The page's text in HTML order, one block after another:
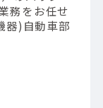
務をお任せ
器)自動車部